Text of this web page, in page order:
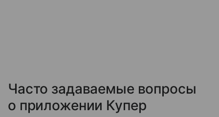
Часто задаваемые вопросы
о приложении Купер